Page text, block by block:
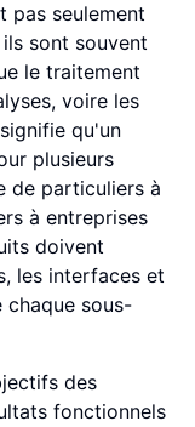
pas seulement
sont souvent
le traitement
voire les
qu'un
plusieurs
de particuliers à
à entreprises
doivent
les interfaces et
sous-
des
fonctionnels